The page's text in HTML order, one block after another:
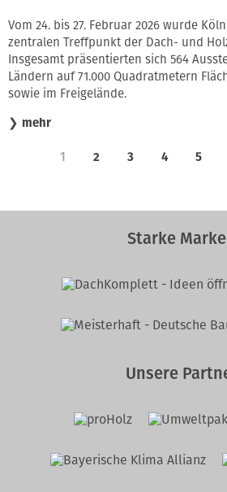
Vom 24. bis 27. Februar 2026 wurde
zentralen Treffpunkt der Dach- und
Insgesamt präsentierten sich 564
Ländern auf 71.000 Quadratmetern
sowie im Freigelände.
❯ mehr
1 2 3 4 5
Starke
Unsere